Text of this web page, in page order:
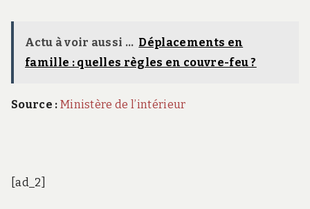
Actu à voir aussi ... Déplacements en
famille : quelles règles en couvre-feu ?
Source : Ministère de l’intérieur
[ad_2]